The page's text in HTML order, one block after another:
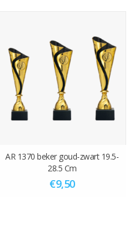
AR 1370 beker goud-zwart 19.5-
28.5 Cm
€9,50